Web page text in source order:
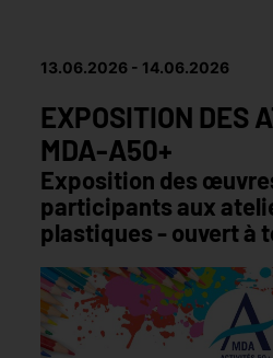
13.06.2026 14.06.2026
EXPOSITION DES
MDA-A50+
Exposition des
participants aux
plastiques - ouvert à